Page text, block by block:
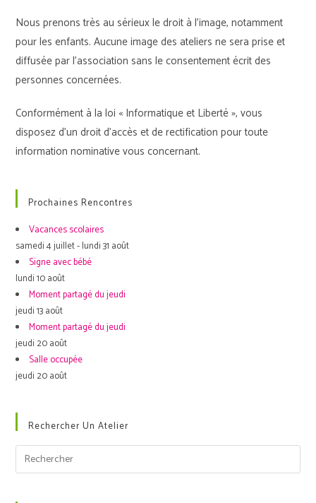
Nous prenons très au sérieux le droit à l’image, notamment
pour les enfants. Aucune image des ateliers ne sera prise et
diffusée par l’association sans le consentement écrit des
personnes concernées.
Conformément à la loi « Informatique et Liberté », vous
disposez d’un droit d’accès et de rectification pour toute
information nominative vous concernant.
Prochaines Rencontres
Vacances scolaires
samedi 4 juillet - lundi 31 août
Signe avec bébé
lundi 10 août
Moment partagé du jeudi
jeudi 13 août
Moment partagé du jeudi
jeudi 20 août
Salle occupée
jeudi 20 août
Rechercher Un Atelier